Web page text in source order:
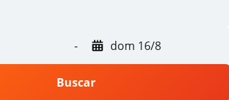
- dom 16/8
Buscar